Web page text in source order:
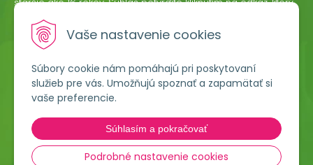
Vaše nastavenie cookies
Súbory cookie nám pomáhajú pri poskytovaní
služieb pre vás. Umožňujú spoznať a zapamätať si
vaše preferencie.
Súhlasím a pokračovať
Podrobné nastavenie cookies
Lumigreen, s.r.o.
Hradská 535
966 54 Tekovské Nemce
ODOBERAŤ
odvolať písomne, emailom alebo kliknutím na odkaz z
ktoréhokoľvek informačného emailu.